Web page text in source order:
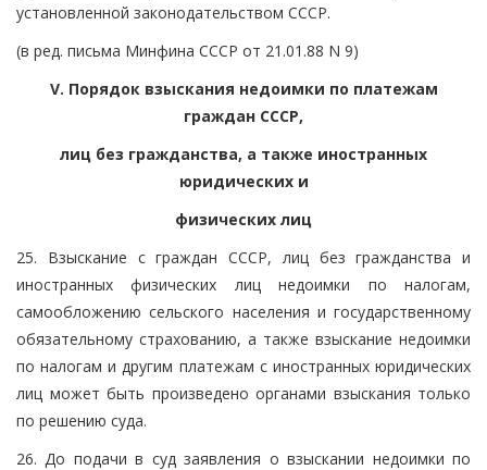
установленной законодательством СССР.
(в ред. письма Минфина СССР от 21.01.88 N 9)
V. Порядок взыскания недоимки по платежам
граждан СССР,
лиц без гражданства, а также иностранных
юридических и
физических лиц
25. Взыскание с граждан СССР, лиц без гражданства и
иностранных физических лиц недоимки по налогам,
самообложению сельского населения и государственному
обязательному страхованию, а также взыскание недоимки
по налогам и другим платежам с иностранных юридических
лиц может быть произведено органами взыскания только
по решению суда.
26. До подачи в суд заявления о взыскании недоимки по